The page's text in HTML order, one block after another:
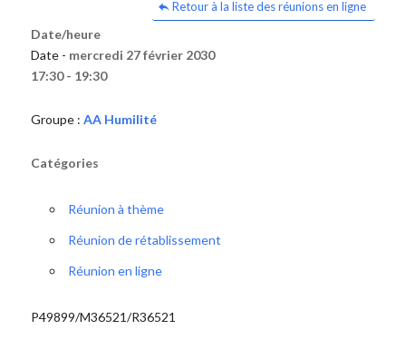
Retour à la liste des réunions en ligne
Date/heure
Date - mercredi 27 février 2030
17:30 - 19:30
Groupe : AA Humilité
Catégories
Réunion à thème
Réunion de rétablissement
Réunion en ligne
P49899/M36521/R36521